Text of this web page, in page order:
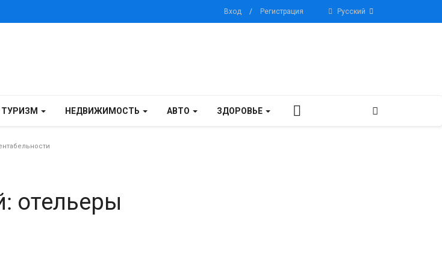
Вход / Регистрация Русский
ТУРИЗМ НЕДВИЖИМОСТЬ АВТО ЗДОРОВЬЕ
отельеры